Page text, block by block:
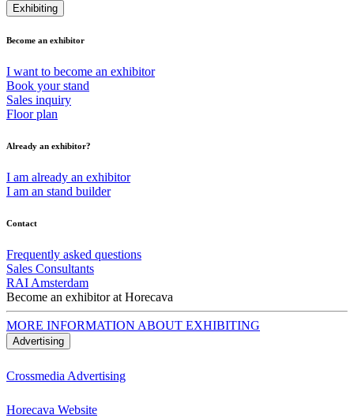
Exhibiting
Become an exhibitor
I want to become an exhibitor
Book your stand
Sales inquiry
Floor plan
Already an exhibitor?
I am already an exhibitor
I am an stand builder
Contact
Frequently asked questions
Sales Consultants
RAI Amsterdam
Become an exhibitor at Horecava
MORE INFORMATION ABOUT EXHIBITING
Advertising
Crossmedia Advertising
Horecava Website